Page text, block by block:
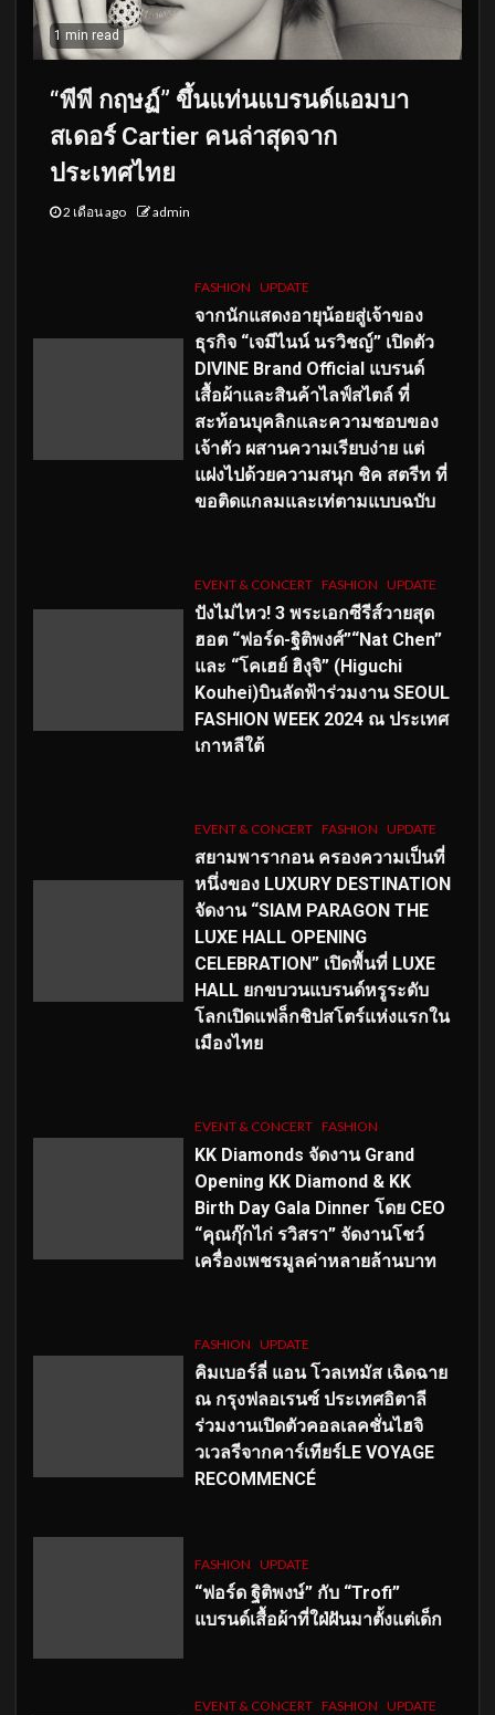
1 min read
“พีพี กฤษฏ์” ขึ้นแท่นแบรนด์แอมบา
สเดอร์ Cartier คนล่าสุดจาก
ประเทศไทย
2 เดือน ago admin
FASHION UPDATE
จากนักแสดงอายุน้อยสู่เจ้าของ
ธุรกิจ “เจมีไนน์ นรวิชญ์” เปิดตัว
DIVINE Brand Official แบรนด์
เสื้อผ้าและสินค้าไลฟ์สไตล์ ที่
สะท้อนบุคลิกและความชอบของ
เจ้าตัว ผสานความเรียบง่าย แต่
แฝงไปด้วยความสนุก ชิค สตรีท ที่
ขอติดแกลมและเท่ตามแบบฉบับ
EVENT & CONCERT FASHION UPDATE
ปังไม่ไหว! 3 พระเอกซีรีส์วายสุด
ฮอต “ฟอร์ด-ฐิติพงศ์”“Nat Chen”
และ “โคเฮย์ ฮิงุจิ” (Higuchi
Kouhei)บินลัดฟ้าร่วมงาน SEOUL
FASHION WEEK 2024 ณ ประเทศ
เกาหลีใต้
EVENT & CONCERT FASHION UPDATE
สยามพารากอน ครองความเป็นที่
หนึ่งของ LUXURY DESTINATION
จัดงาน “SIAM PARAGON THE
LUXE HALL OPENING
CELEBRATION” เปิดพื้นที่ LUXE
HALL ยกขบวนแบรนด์หรูระดับ
โลกเปิดแฟล็กชิปสโตร์แห่งแรกใน
เมืองไทย
EVENT & CONCERT FASHION
KK Diamonds จัดงาน Grand
Opening KK Diamond & KK
Birth Day Gala Dinner โดย CEO
“คุณกุ๊กไก่ รวิสรา” จัดงานโชว์
เครื่องเพชรมูลค่าหลายล้านบาท
FASHION UPDATE
คิมเบอร์ลี่ แอน โวลเทมัส เฉิดฉาย
ณ กรุงฟลอเรนซ์ ประเทศอิตาลี
ร่วมงานเปิดตัวคอลเลคชั่นไฮจิ
วเวลรีจากคาร์เทียร์LE VOYAGE
RECOMMENCÉ
FASHION UPDATE
“ฟอร์ด ฐิติพงษ์” กับ “Trofi”
แบรนด์เสื้อผ้าที่ใฝ่ฝันมาตั้งแต่เด็ก
EVENT & CONCERT FASHION UPDATE